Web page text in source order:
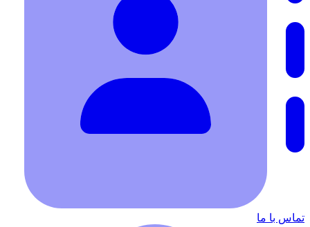
تماس با ما